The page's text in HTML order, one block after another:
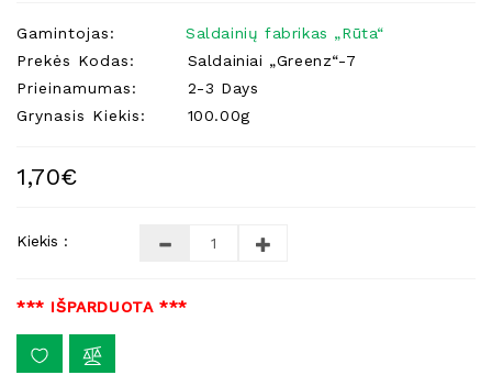
Reikalai
Indai
Gamintojas:
Saldainių fabrikas „Rūta“
Prekės Kodas:
Saldainiai „Greenz“-7
Prieinamumas:
2-3 Days
Grynasis Kiekis:
100.00g
1,70€
Kiekis :
*** IŠPARDUOTA ***